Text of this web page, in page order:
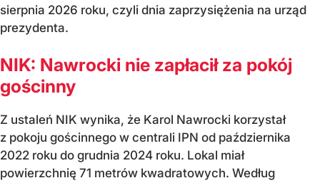
sierpnia 2026 roku, czyli dnia zaprzysiężenia na urząd
prezydenta.
NIK: Nawrocki nie zapłacił za pokój
gościnny
Z ustaleń NIK wynika, że Karol Nawrocki korzystał
z pokoju gościnnego w centrali IPN od października
2022 roku do grudnia 2024 roku. Lokal miał
powierzchnię 71 metrów kwadratowych. Według